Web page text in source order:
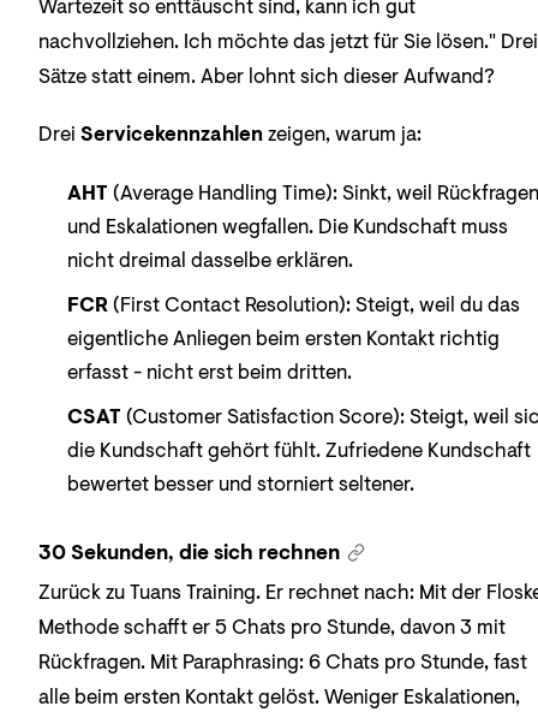
Wartezeit so enttäuscht sind, kann ich gut
nachvollziehen. Ich möchte das jetzt für Sie lösen." Drei
Sätze statt einem. Aber lohnt sich dieser Aufwand?
Drei Servicekennzahlen zeigen, warum ja:
AHT (Average Handling Time): Sinkt, weil Rückfragen
und Eskalationen wegfallen. Die Kundschaft muss
nicht dreimal dasselbe erklären.
FCR(First Contact Resolution): Steigt, weil du das
eigentliche Anliegen beim ersten Kontakt richtig
erfasst - nicht erst beim dritten.
CSAT (Customer Satisfaction Score): Steigt, weil
die Kundschaft gehört fühlt. Zufriedene Kundschaft
bewertet besser und storniert seltener.
30 Sekunden, die sich rechnen
Zurück zu Tuans Training. Er rechnet nach: Mit der
Methode schafft er 5 Chats pro Stunde, davon 3 mit
Rückfragen. Mit Paraphrasing: 6 Chats pro Stunde, fast
alle beim ersten Kontakt gelöst. Weniger Eskalationen,